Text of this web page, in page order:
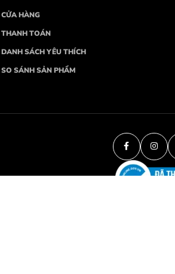
CỬA HÀNG
THANH TOÁN
DANH SÁCH YÊU THÍCH
SO SÁNH SẢN PHẨM